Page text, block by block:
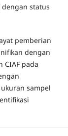
dengan status
pemberian
dengan
pada
sampel